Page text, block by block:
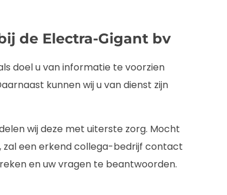
de Electra-Gigant bv
doel u van informatie te voorzien
kunnen wij u van dienst zijn
wij deze met uiterste zorg. Mocht
zal een erkend collega-bedrijf contact
en uw vragen te beantwoorden.